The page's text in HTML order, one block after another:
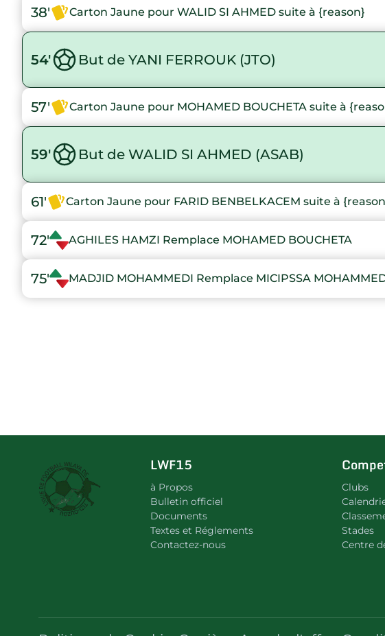
38' Carton Jaune pour WALID SI AHMED suite à {reason}
54' But de YANI FERROUK (JTO)
57' Carton Jaune pour MOHAMED BOUCHETA suite à
59' But de WALID SI AHMED (ASAB)
61' Carton Jaune pour FARID BENBELKACEM suite à
72' AGHILES HAMZI Remplace MOHAMED BOUCHETA
75' MADJID MOHAMMEDI Remplace MICIPSSA
LWF15
à Propos
Bulletin officiel
Documents
Textes et Réglements
Contactez-nous
Clubs
Stades
Centre